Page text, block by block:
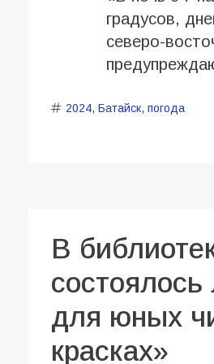
градусов,
северо-
2024, Батайск, погода
В
состоялось
для юных
красках»